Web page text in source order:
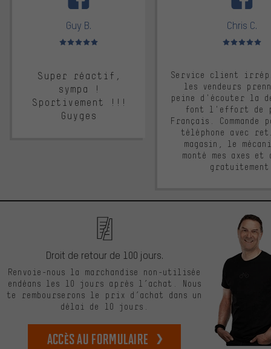
Guy B.
Note moyenne : 5 sur 5
Super réactif,
sympa !
Sportivement !!!
Guyges
Chris C.
Note moyenne :
Service client
les vendeurs
peine d'écouter la
font l'effort de
Français. Commande
téléphone avec
magasin, le
monté mes axes et
Droit de retour de 100 jours.
Renvoie-nous la marchandise non-utilisée
endéans les 10 jours après l’achat. Nous
te rembourserons le prix d’achat dans un
délai de 10 jours.
Accès au formulaire